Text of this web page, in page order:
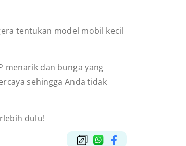
tentukan model mobil kecil
menarik dan bunga yang
sehingga Anda tidak
dulu!